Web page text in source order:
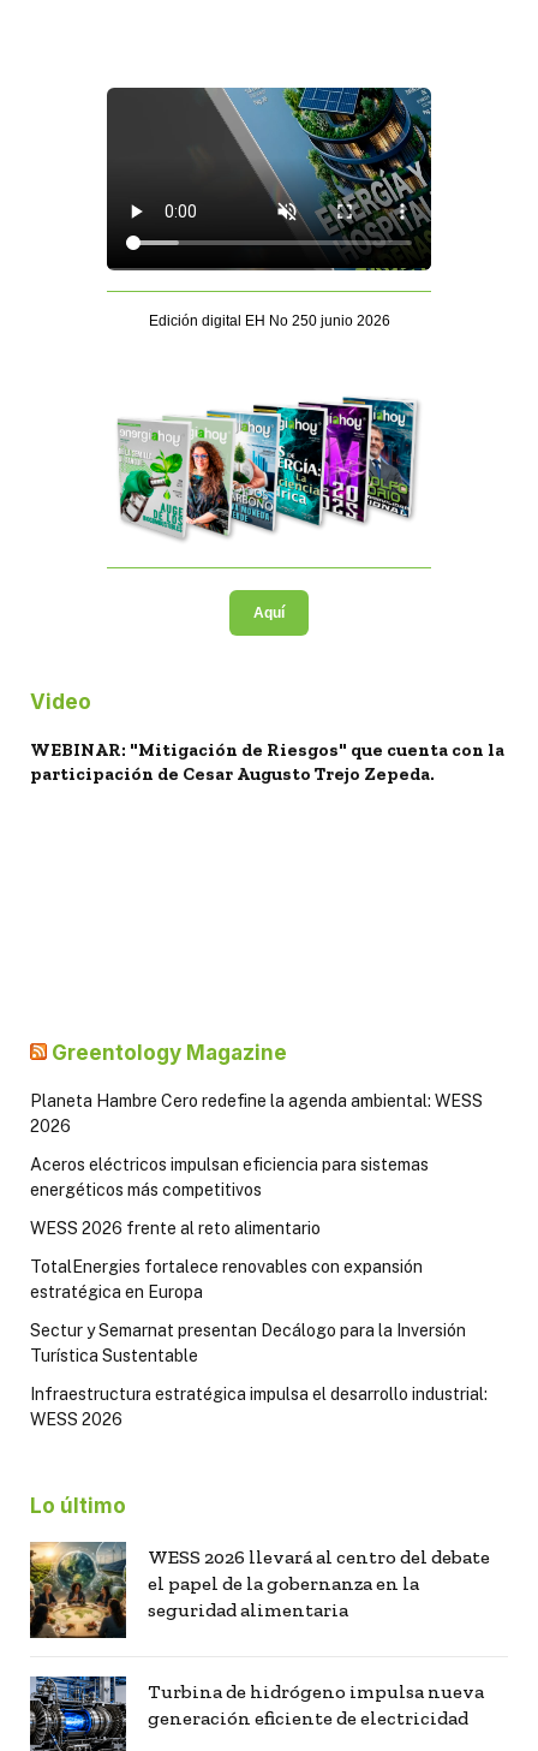
Edición digital EH No 250 junio 2026
Aquí
Video
WEBINAR: "Mitigación de Riesgos" que cuenta con la
participación de Cesar Augusto Trejo Zepeda.
Greentology Magazine
Planeta Hambre Cero redefine la agenda ambiental: WESS
2026
Aceros eléctricos impulsan eficiencia para sistemas
energéticos más competitivos
WESS 2026 frente al reto alimentario
TotalEnergies fortalece renovables con expansión
estratégica en Europa
Sectur y Semarnat presentan Decálogo para la Inversión
Turística Sustentable
Infraestructura estratégica impulsa el desarrollo industrial:
WESS 2026
Lo último
WESS 2026 llevará al centro del debate
el papel de la gobernanza en la
seguridad alimentaria
Turbina de hidrógeno impulsa nueva
generación eficiente de electricidad